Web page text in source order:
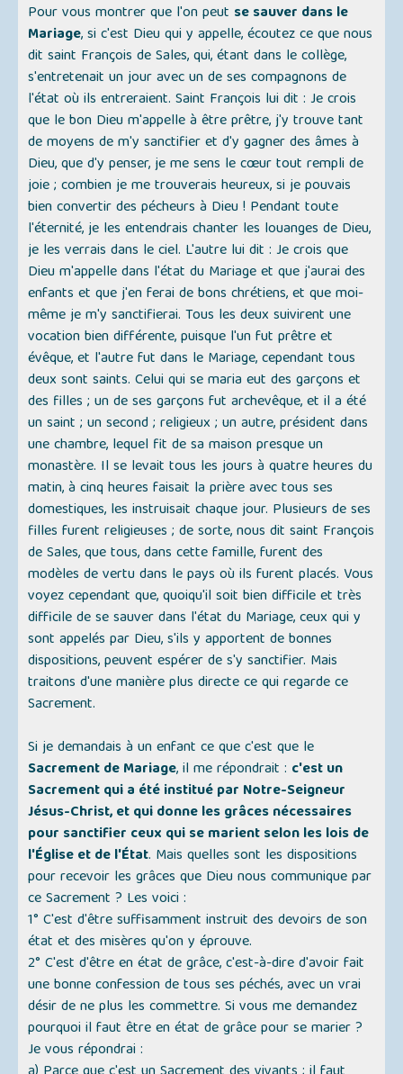
Pour vous montrer que l'on peut se sauver dans le
Mariage, si c'est Dieu qui y appelle, écoutez ce que nous
dit saint François de Sales, qui, étant dans le collège,
s'entretenait un jour avec un de ses compagnons de
l'état où ils entreraient. Saint François lui dit : Je crois
que le bon Dieu m'appelle à être prêtre, j'y trouve tant
de moyens de m'y sanctifier et d'y gagner des âmes à
Dieu, que d'y penser, je me sens le cœur tout rempli de
joie ; combien je me trouverais heureux, si je pouvais
bien convertir des pécheurs à Dieu ! Pendant toute
l'éternité, je les entendrais chanter les louanges de Dieu,
je les verrais dans le ciel. L'autre lui dit : Je crois que
Dieu m'appelle dans l'état du Mariage et que j'aurai des
enfants et que j'en ferai de bons chrétiens, et que moi-
même je m'y sanctifierai. Tous les deux suivirent une
vocation bien différente, puisque l'un fut prêtre et
évêque, et l'autre fut dans le Mariage, cependant tous
deux sont saints. Celui qui se maria eut des garçons et
des filles ; un de ses garçons fut archevêque, et il a été
un saint ; un second ; religieux ; un autre, président dans
une chambre, lequel fit de sa maison presque un
monastère. Il se levait tous les jours à quatre heures du
matin, à cinq heures faisait la prière avec tous ses
domestiques, les instruisait chaque jour. Plusieurs de ses
filles furent religieuses ; de sorte, nous dit saint François
de Sales, que tous, dans cette famille, furent des
modèles de vertu dans le pays où ils furent placés. Vous
voyez cependant que, quoiqu'il soit bien difficile et très
difficile de se sauver dans l'état du Mariage, ceux qui y
sont appelés par Dieu, s'ils y apportent de bonnes
dispositions, peuvent espérer de s'y sanctifier. Mais
traitons d'une manière plus directe ce qui regarde ce
Sacrement.
Si je demandais à un enfant ce que c'est que le
Sacrement de Mariage, il me répondrait : c'est un
Sacrement qui a été institué par Notre-Seigneur
Jésus-Christ, et qui donne les grâces nécessaires
pour sanctifier ceux qui se marient selon les lois de
l'Église et de l'État. Mais quelles sont les dispositions
pour recevoir les grâces que Dieu nous communique par
ce Sacrement ? Les voici :
1° C'est d'être suffisamment instruit des devoirs de son
état et des misères qu'on y éprouve.
2° C'est d'être en état de grâce, c'est-à-dire d'avoir fait
une bonne confession de tous ses péchés, avec un vrai
désir de ne plus les commettre. Si vous me demandez
pourquoi il faut être en état de grâce pour se marier ?
Je vous répondrai :